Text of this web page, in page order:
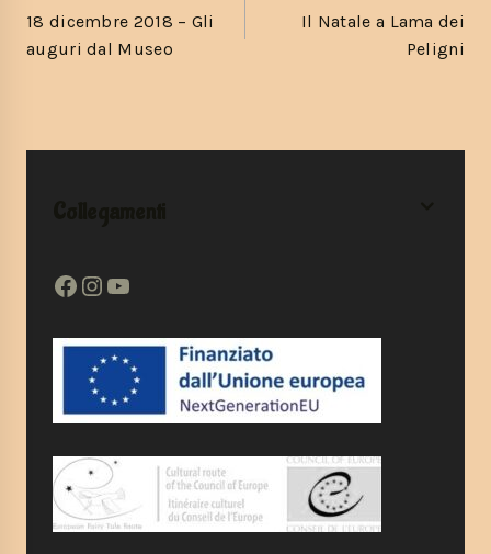
18 dicembre 2018 – Gli
auguri dal Museo
Il Natale a Lama dei
Peligni